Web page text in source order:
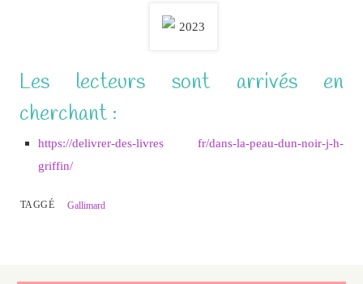
Les lecteurs sont arrivés en
cherchant :
https://delivrer-des-livres fr/dans-la-peau-dun-noir-j-h-
griffin/
TAGGÉ Gallimard